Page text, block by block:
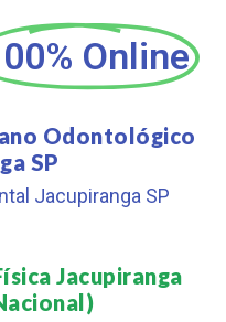
Online
Odontológico
SP
Jacupiranga SP
Jacupiranga